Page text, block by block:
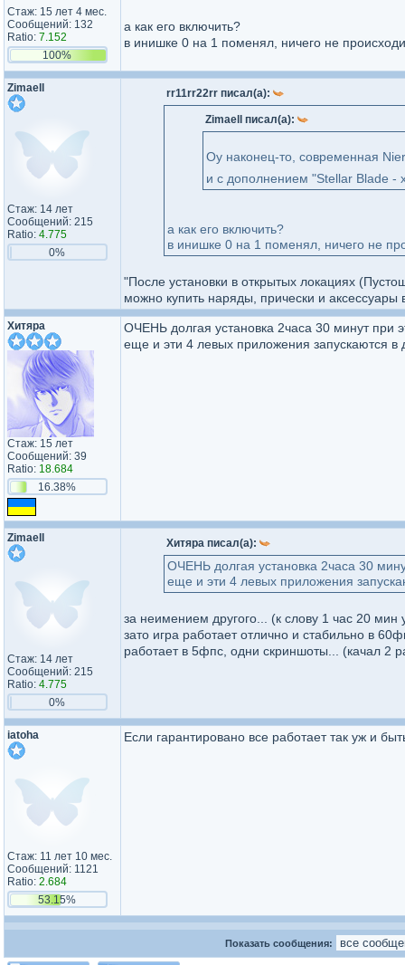
Стаж: 15 лет 4 мес.
Сообщений: 132
Ratio: 7.152
100%
а как его включить?
в инишке 0 на 1 поменял, ничего не
Zimaell
Стаж: 14 лет
Сообщений: 215
Ratio: 4.775
0%
rr11rr22rr писал(а):
Zimaell писал(а):
Оу наконец-то, современная
и с дополнением "Stellar Blade
а как его включить?
в инишке 0 на 1 поменял, ничего не
"После установки в открытых локациях
можно купить наряды, прически и аксессуары
Хитяра
Стаж: 15 лет
Сообщений: 39
Ratio: 18.684
16.38%
ОЧЕНЬ долгая установка 2часа 30 минут при
еще и эти 4 левых приложения запускаются в
Zimaell
Стаж: 14 лет
Сообщений: 215
Ratio: 4.775
0%
Хитяра писал(а):
ОЧЕНЬ долгая установка 2часа 30
еще и эти 4 левых приложения
за неимением другого... (к слову 1 час 20 мин
зато игра работает отлично и стабильно в
работает в 5фпс, одни скриншоты... (качал 2
iatoha
Стаж: 11 лет 10 мес.
Сообщений: 1121
Ratio: 2.684
53.15%
Если гарантировано все работает так уж и
Показать сообщения: